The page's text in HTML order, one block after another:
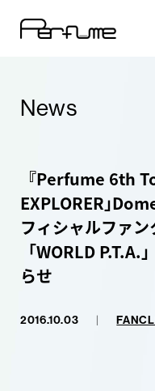
News
『Perfume 6th
EXPLORER｣
フィシャルファン
「WORLD
らせ
2016.10.03 |